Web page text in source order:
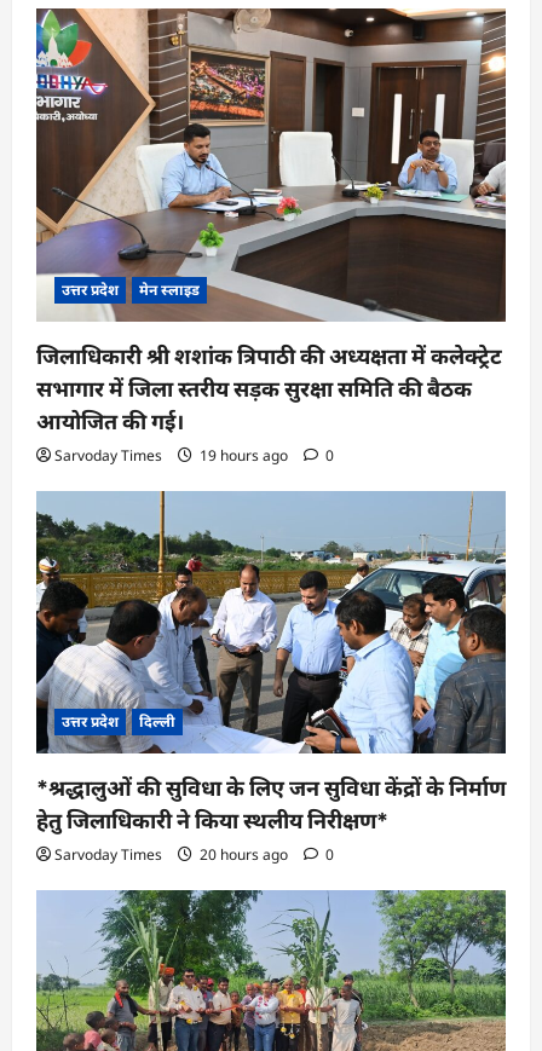
उत्तर प्रदेश मेन स्लाइड
जिलाधिकारी श्री शशांक त्रिपाठी की अध्यक्षता में कलेक्ट्रेट
सभागार में जिला स्तरीय सड़क सुरक्षा समिति की बैठक
आयोजित की गई।
Sarvoday Times 19 hours ago 0
उत्तर प्रदेश दिल्ली
*श्रद्धालुओं की सुविधा के लिए जन सुविधा केंद्रों के निर्माण
हेतु जिलाधिकारी ने किया स्थलीय निरीक्षण*
Sarvoday Times 20 hours ago 0